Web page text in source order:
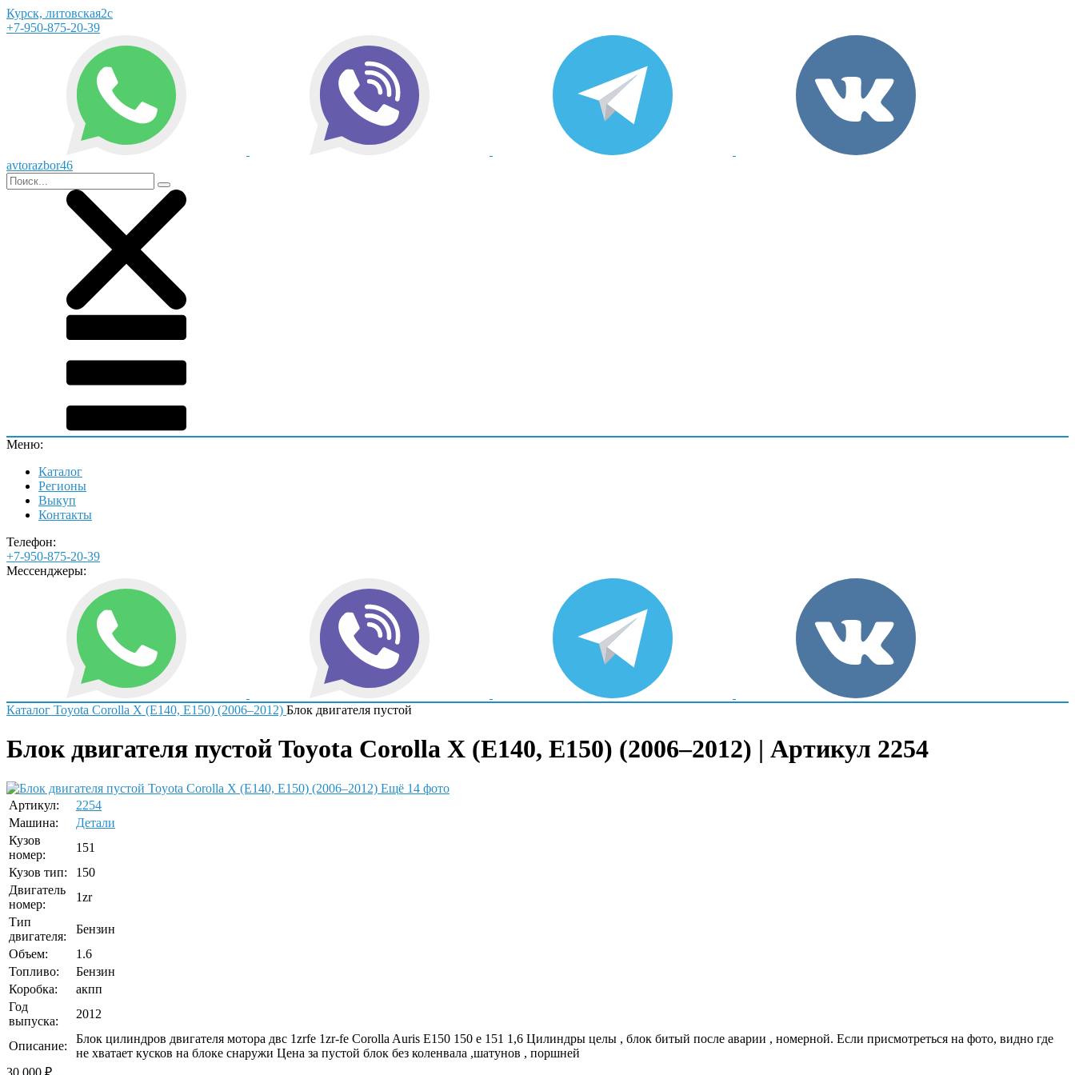
Курск, литовская2с
+7-950-875-20-39
avtorazbor46
Меню:
Каталог
Регионы
Выкуп
Контакты
Телефон:
+7-950-875-20-39
Мессенджеры:
Каталог Toyota Corolla X (E140, E150) (2006–2012) Блок двигателя пустой
Блок двигателя пустой Toyota Corolla X (E140, E150) (2006–2012) | Артикул 2254
Ещё 14 фото
Артикул:
2254
Машина:
Детали
Кузов
номер:
151
Кузов тип:
150
Двигатель
номер:
1zr
Тип
двигателя:
Бензин
Объем:
1.6
Топливо:
Бензин
Коробка:
акпп
Год
выпуска:
2012
Описание:
Блок цилиндров двигателя мотора двс 1zrfe 1zr-fe Corolla Auris E150 150 е 151 1,6 Цилиндры целы , блок битый после аварии , номерной. Если присмотреться на фото, видно где
не хватает кусков на блоке снаружи Цена за пустой блок без коленвала ,шатунов , поршней
30 000 ₽